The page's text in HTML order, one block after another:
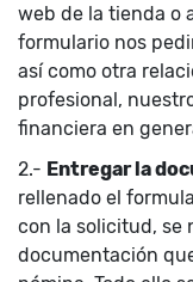
web de la tienda o
formulario nos
así como otra
profesional,
financiera en
2.- Entregar la
rellenado el
con la solicitud, se
documentación